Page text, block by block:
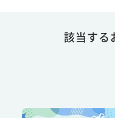
該当する